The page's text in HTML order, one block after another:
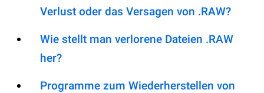
Verlust oder das Versagen von .RAW?
Wie stellt man verlorene Dateien .RAW
her?
Programme zum Wiederherstellen von